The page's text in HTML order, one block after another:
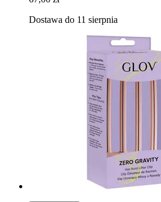
Dostawa do 11 sierpnia